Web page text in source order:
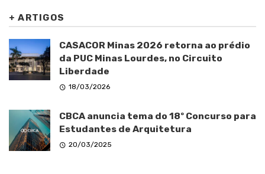
+ARTIGOS
CASACOR Minas 2026 retorna ao prédio
da PUC Minas Lourdes, no Circuito
Liberdade
18/03/2026
CBCA anuncia tema do 18º Concurso para
Estudantes de Arquitetura
20/03/2025